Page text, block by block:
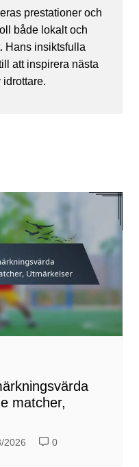
prestationer och
både lokalt och
Hans insiktsfulla
att inspirera nästa
matcher,
2026 0